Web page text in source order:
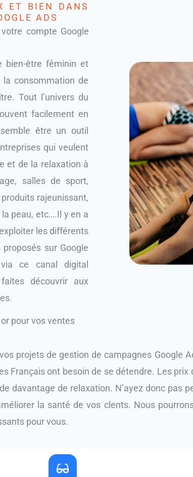
ET BIEN DANS
ADS
compte Google
bien-être féminin et
consommation de
Tout l’univers du
facilement en
être un outil
qui veulent
et de la relaxation à
salles de sport,
rajeunissant,
peau, etc….Il y en a
les différents
sur Google
ce canal digital
découvrir aux
pour vos ventes
projets de gestion de campagnes Google
Français ont besoin de se détendre. Les
davantage de relaxation. N’ayez donc pas
la santé de vos clents. Nous
pour vous.